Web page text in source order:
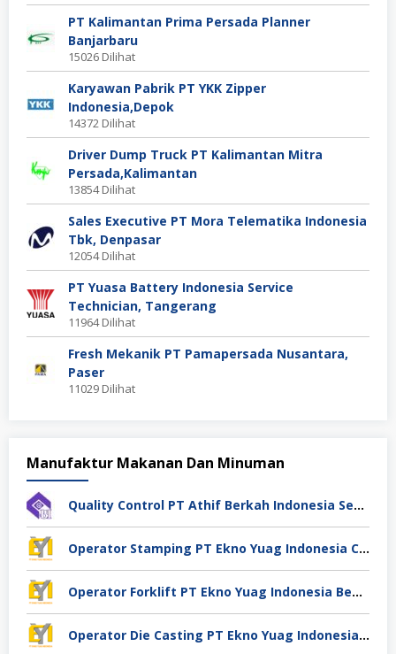
PT Kalimantan Prima Persada Planner
Banjarbaru
15026 Dilihat
Karyawan Pabrik PT YKK Zipper
Indonesia,Depok
14372 Dilihat
Driver Dump Truck PT Kalimantan Mitra
Persada,Kalimantan
13854 Dilihat
Sales Executive PT Mora Telematika Indonesia
Tbk, Denpasar
12054 Dilihat
PT Yuasa Battery Indonesia Service
Technician, Tangerang
11964 Dilihat
Fresh Mekanik PT Pamapersada Nusantara,
Paser
11029 Dilihat
Manufaktur Makanan Dan Minuman
Quality Control PT Athif Berkah Indonesia Semarang
Operator Stamping PT Ekno Yuag Indonesia Cikarang
Operator Forklift PT Ekno Yuag Indonesia Bekasi
Operator Die Casting PT Ekno Yuag Indonesia Bekasi